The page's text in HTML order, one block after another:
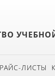
ЛИСТЫ